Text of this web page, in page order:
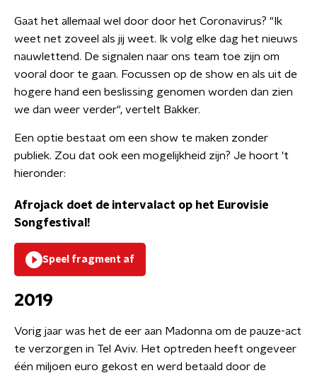
Gaat het allemaal wel door door het Coronavirus? "Ik
weet net zoveel als jij weet. Ik volg elke dag het nieuws
nauwlettend. De signalen naar ons team toe zijn om
vooral door te gaan. Focussen op de show en als uit de
hogere hand een beslissing genomen worden dan zien
we dan weer verder", vertelt Bakker.
Een optie bestaat om een show te maken zonder
publiek. Zou dat ook een mogelijkheid zijn? Je hoort 't
hieronder:
Afrojack doet de intervalact op het Eurovisie
Songfestival!
Speel fragment af
2019
Vorig jaar was het de eer aan Madonna om de pauze-act
te verzorgen in Tel Aviv. Het optreden heeft ongeveer
één miljoen euro gekost en werd betaald door de